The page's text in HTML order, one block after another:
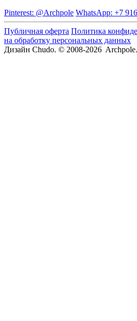
Pinterest: @Archpole WhatsApp: +7
Публичная оферта Политика
на обработку персональных данных
Дизайн Chudo. © 2008-2026